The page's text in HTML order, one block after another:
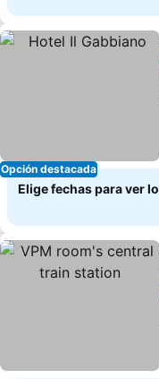
Opción destacada
Elige fechas para ver